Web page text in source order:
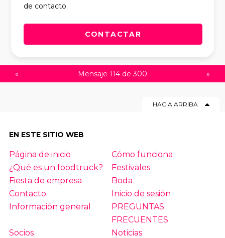
de contacto.
CONTACTAR
« Mensaje 114 de 300 »
HACIA ARRIBA
EN ESTE SITIO WEB
Página de inicio
Cómo funciona
¿Qué es un foodtruck?
Festivales
Fiesta de empresa
Boda
Contacto
Inicio de sesión
Información general
PREGUNTAS
FRECUENTES
Socios
Noticias